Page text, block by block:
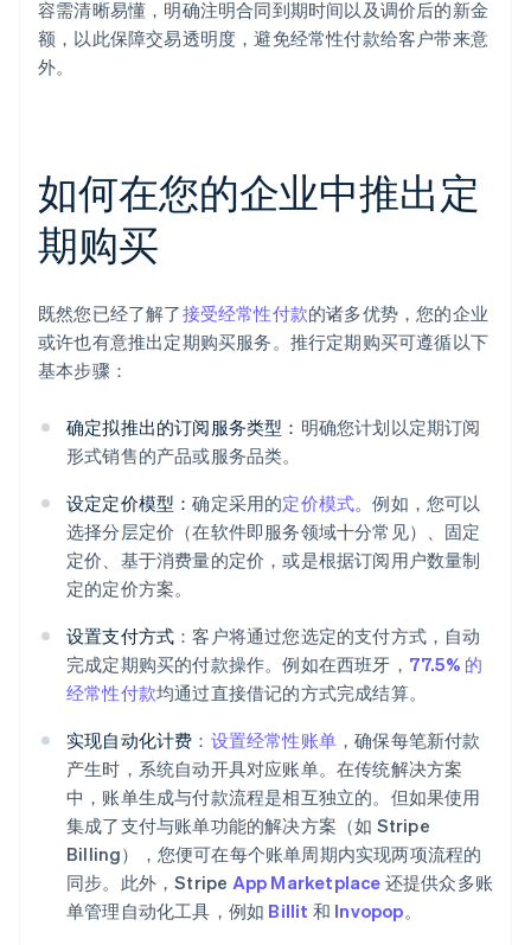
容需清晰易懂，明确注明合同到期时间以及调价后的新金
额，以此保障交易透明度，避免经常性付款给客户带来意
外。
如何在您的企业中推出定
期购买
既然您已经了解了接受经常性付款的诸多优势，您的企业
或许也有意推出定期购买服务。推行定期购买可遵循以下
基本步骤：
确定拟推出的订阅服务类型： 明确您计划以定期订阅
形式销售的产品或服务品类。
设定定价模型：确定采用的定价模式。例如，您可以
选择分层定价（在软件即服务领域十分常见）、固定
定价、基于消费量的定价，或是根据订阅用户数量制
定的定价方案。
设置支付方式 ：客户将通过您选定的支付方式，自动
完成定期购买的付款操作。例如在西班牙， 77.5% 的
经常性付款均通过直接借记的方式完成结算。
实现自动化计费 ： 设置经常性账单 ，确保每笔新付款
产生时，系统自动开具对应账单。在传统解决方案
中，账单生成与付款流程是相互独立的。但如果使用
集成了支付与账单功能的解决方案（如 Stripe
Billing），您便可在每个账单周期内实现两项流程的
同步。此外，Stripe App Marketplace 还提供众多账
单管理自动化工具，例如 Billit 和 Invopop。